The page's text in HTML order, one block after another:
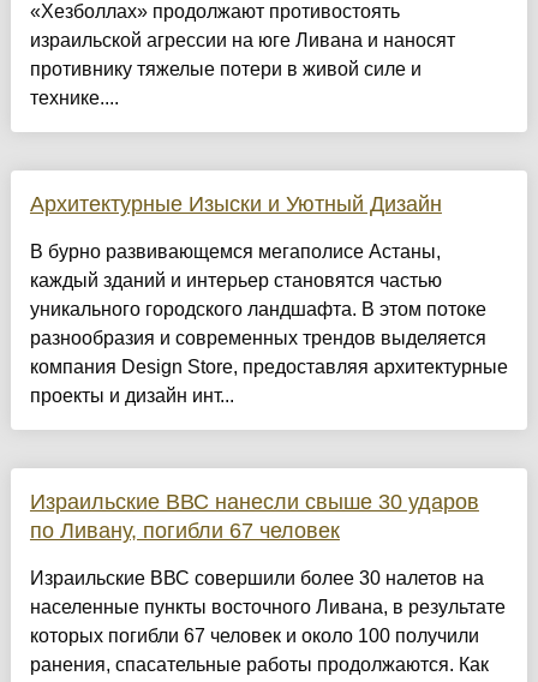
«Хезболлах» продолжают противостоять
израильской агрессии на юге Ливана и наносят
противнику тяжелые потери в живой силе и
технике....
Архитектурные Изыски и Уютный Дизайн
​В бурно развивающемся мегаполисе Астаны,
каждый зданий и интерьер становятся частью
уникального городского ландшафта. В этом потоке
разнообразия и современных трендов выделяется
компания Design Store, предоставляя архитектурные
проекты и дизайн инт...
Израильские ВВС нанесли свыше 30 ударов
по Ливану, погибли 67 человек
Израильские ВВС совершили более 30 налетов на
населенные пункты восточного Ливана, в результате
которых погибли 67 человек и около 100 получили
ранения, спасательные работы продолжаются. Как